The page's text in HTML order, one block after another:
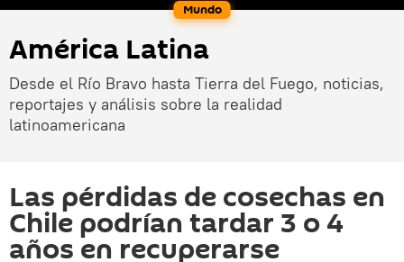
Mundo
América Latina
Desde el Río Bravo hasta Tierra del Fuego, noticias,
reportajes y análisis sobre la realidad
latinoamericana
Las pérdidas de cosechas en
Chile podrían tardar 3 o 4
años en recuperarse